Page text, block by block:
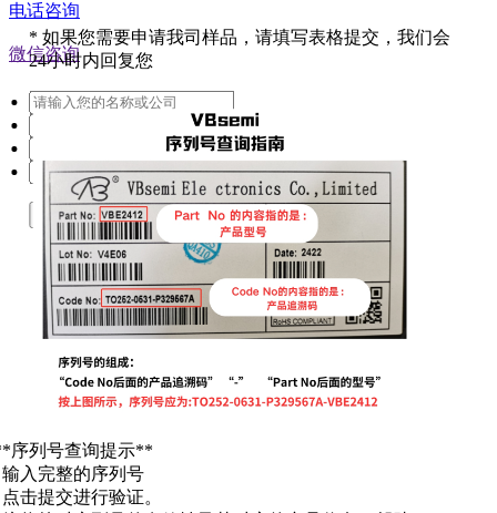
电话咨询
微信咨询
* 如果您需要申请我司样品，请填写表格提交，我们会
24小时内回复您
提交
序列号查询提示**
输入完整的序列号
点击提交进行验证。